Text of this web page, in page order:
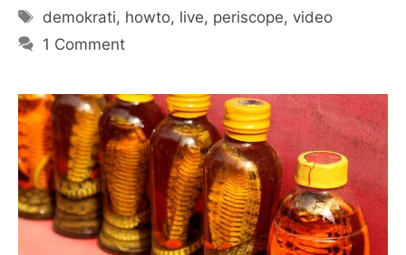
Tags
demokrati, howto, live, periscope,video
1 Comment